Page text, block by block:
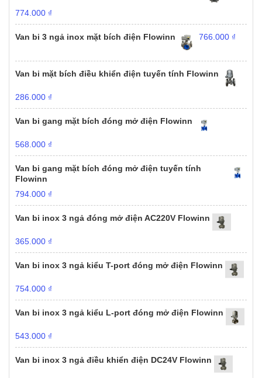
774.000 ₫
Van bi 3 ngả inox mặt bích điện Flowinn 766.000 ₫
Van bi mặt bích điều khiển điện tuyến tính Flowinn
286.000 ₫
Van bi gang mặt bích đóng mở điện Flowinn
568.000 ₫
Van bi gang mặt bích đóng mở điện tuyến tính
Flowinn
794.000 ₫
Van bi inox 3 ngả đóng mở điện AC220V Flowinn
365.000 ₫
Van bi inox 3 ngả kiểu T-port đóng mở điện Flowinn
754.000 ₫
Van bi inox 3 ngả kiểu L-port đóng mở điện Flowinn
543.000 ₫
Van bi inox 3 ngả điều khiển điện DC24V Flowinn